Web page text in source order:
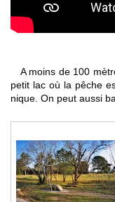
A moins de 100
petit lac où la pêche
nique. On peut aussi